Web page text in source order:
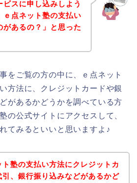
ビスに申し込みしよう
ｅ点ネット塾の支払い
があるの？」と思った
をご覧の方の中に、ｅ点ネット
方法に、クレジットカードや銀
があるかどうかを調べている方
の公式サイトにアクセスして、
てみるといいと思いますよ♪
ト塾の支払い方法にクレジットカ
引、銀行振り込みなどがあるかど